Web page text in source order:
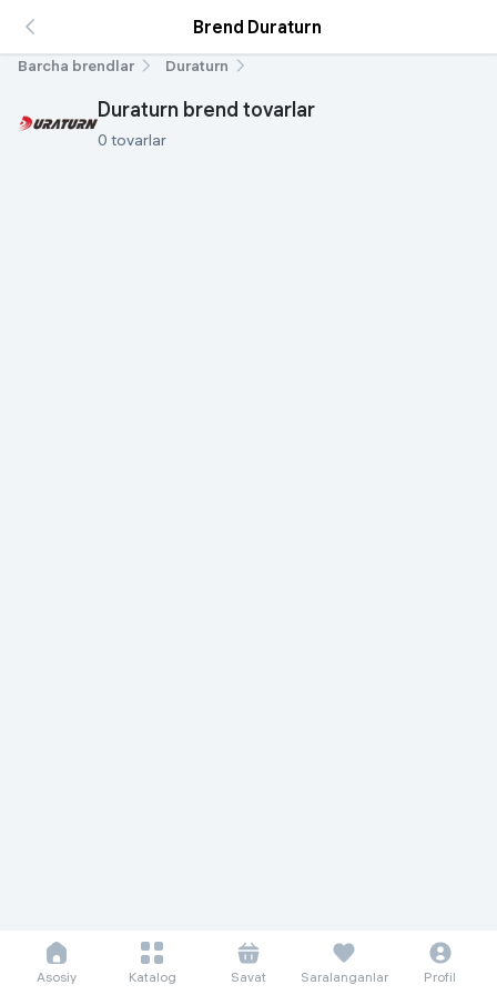
Brend Duraturn
Barcha brendlar Duraturn
Duraturn brend tovarlar
0 tovarlar
Asosiy Katalog Savat Saralanganlar Profil